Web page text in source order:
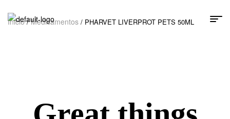
Inicio/Medicamentos / PHARVET LIVERPROT PETS 50ML